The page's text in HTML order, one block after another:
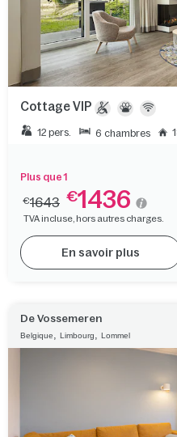
Cottage VIP
12 pers. 6 chambres
Plus que 1
€1643 €1436
TVA incluse, hors autres charges.
En savoir plus
De Vossemeren
Belgique Limbourg Lommel